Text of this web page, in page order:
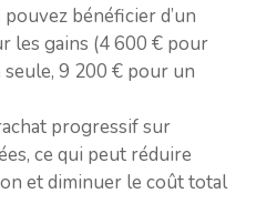
bénéficier d’un
les gains (4 600 € pour
9 200 € pour un
progressif sur
ce qui peut réduire
et diminuer le coût total